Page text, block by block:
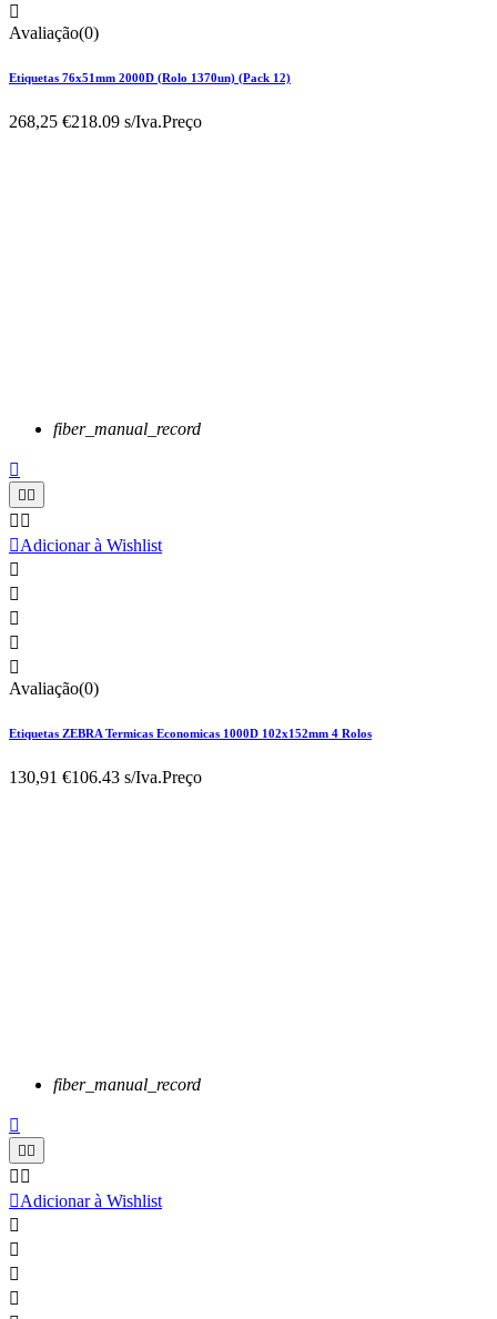

Avaliação(0)
Etiquetas 76x51mm 2000D (Rolo 1370un) (Pack 12)
268,25 €218.09 s/Iva.Preço
fiber_manual_record


 
Adicionar à Wishlist





Avaliação(0)
Etiquetas ZEBRA Termicas Economicas 1000D 102x152mm 4 Rolos
130,91 €106.43 s/Iva.Preço
fiber_manual_record


 
Adicionar à Wishlist



